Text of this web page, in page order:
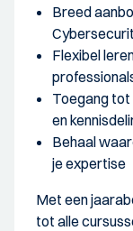
Breed
Flexibel
Toegang
en
Behaal
je expertise
Met een
tot alle